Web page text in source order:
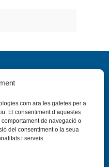
com ara les galetes per a
El consentiment d’aquestes
de navegació o
del consentiment o la seua
i serveis.